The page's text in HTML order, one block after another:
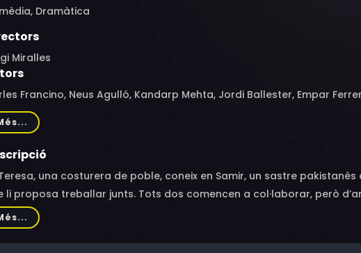
Dramàtica
Miralles
Francino, Neus Agulló, Kandarp Mehta, Jordi Ballester, Empar
Maroto
una costurera de poble, coneix en Samir, un sastre
li proposa treballar junts. Tots dos comencen a col·laborar, però
del poble. De cop, la Teresa mor i el seu net, que viu a